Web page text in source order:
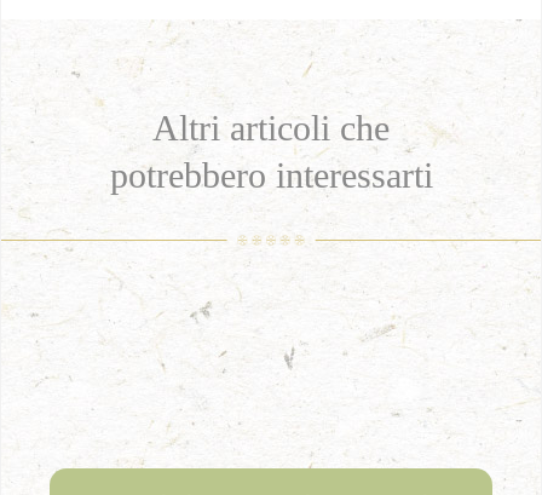
Altri articoli che
potrebbero interessarti